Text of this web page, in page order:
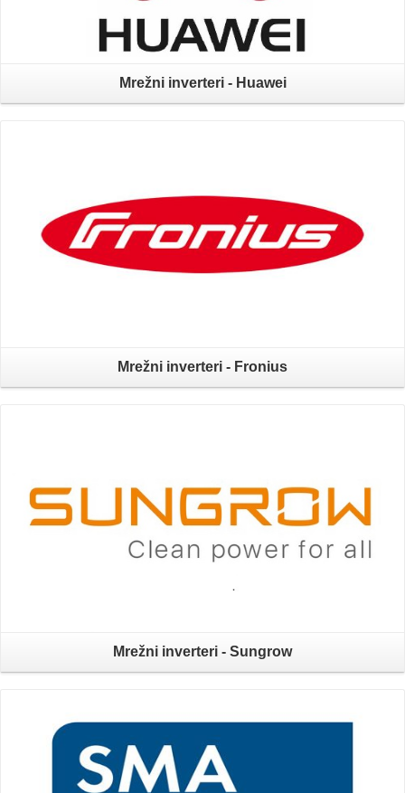
Mrežni inverteri - Huawei
Mrežni inverteri - Fronius
Mrežni inverteri - Sungrow